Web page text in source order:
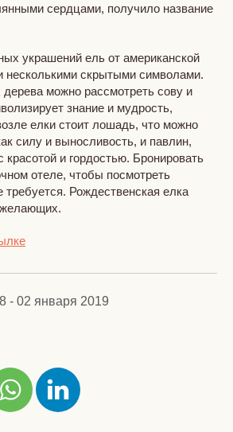
сердцами, получило название
украшений ель от американской
несколькими скрытыми символами.
можно рассмотреть сову и
знание и мудрость,
елки стоит лошадь, что можно
силу и выносливость, и павлин,
и гордостью. Бронировать
отеле, чтобы посмотреть
Рождественская елка
желающих.
- 02 января 2019